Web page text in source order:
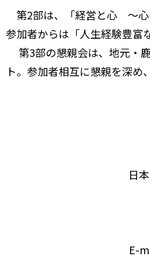
第2部は、「経営と心 ～心
参加者からは「人生経験豊富
第3部の懇親会は、地元・
ト。参加者相互に懇親を深
日
E-